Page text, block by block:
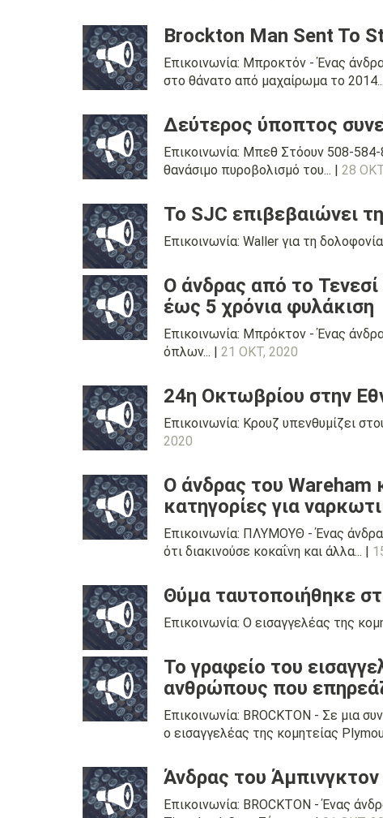
Brockton Man Sent To
Επικοινωνία: Μπροκτόν - Ένας
στο θάνατο από μαχαίρωμα το
Δεύτερος ύποπτος
Επικοινωνία: Μπεθ Στόουν 508-
θανάσιμο πυροβολισμό του... | 28
Το SJC επιβεβαιώνει
Επικοινωνία: Waller για τη
Ο άνδρας από το Τενεσί
έως 5 χρόνια φυλάκιση
Επικοινωνία: Μπρόκτον - Ένας
όπλων... | 21 ΟΚΤ, 2020
24η Οκτωβρίου στην
Επικοινωνία: Κρουζ υπενθυμίζει
2020
Ο άνδρας του Wareham
κατηγορίες για
Επικοινωνία: ΠΛΥΜΟΥΘ - Ένας
ότι διακινούσε κοκαΐνη και άλλα... |
Θύμα ταυτοποιήθηκε
Επικοινωνία: Ο εισαγγελέας της
Το γραφείο του
ανθρώπους που
Επικοινωνία: BROCKTON - Σε μια
ο εισαγγελέας της κομητείας
Άνδρας του
Επικοινωνία: BROCKTON - Ένας